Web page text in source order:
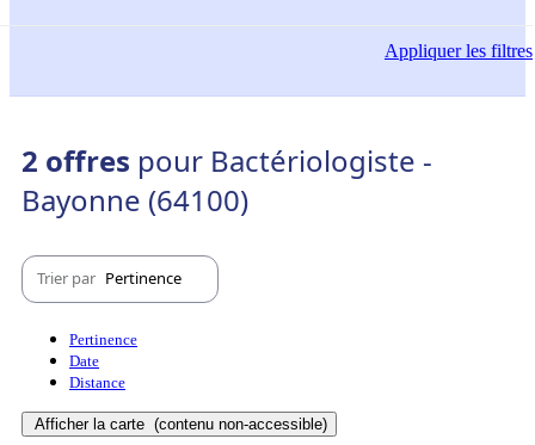
Appliquerles filtres
2 offres pour Bactériologiste -
Bayonne (64100)
Trier par Pertinence
Pertinence
Date
Distance
Afficher la carte (contenu non-accessible)